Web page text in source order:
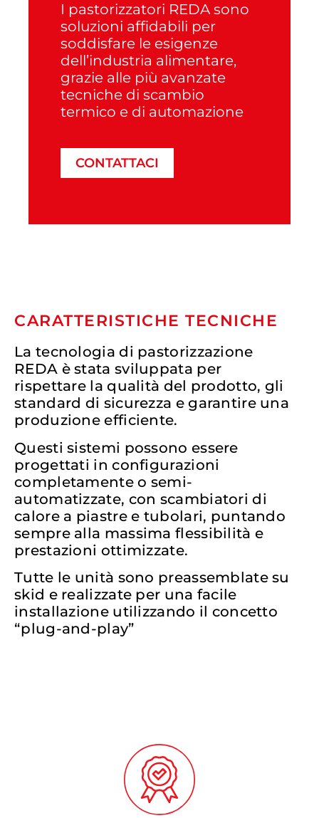
I pastorizzatori REDA sono
soluzioni affidabili per
soddisfare le esigenze
dell’industria alimentare,
grazie alle più avanzate
tecniche di scambio
termico e di automazione
CONTATTACI
CARATTERISTICHE TECNICHE​
La tecnologia di pastorizzazione
REDA è stata sviluppata per
rispettare la qualità del prodotto, gli
standard di sicurezza e garantire una
produzione efficiente.
Questi sistemi possono essere
progettati in configurazioni
completamente o semi-
automatizzate, con scambiatori di
calore a piastre e tubolari, puntando
sempre alla massima flessibilità e
prestazioni ottimizzate.
Tutte le unità sono preassemblate su
skid e realizzate per una facile
installazione utilizzando il concetto
“plug-and-play”